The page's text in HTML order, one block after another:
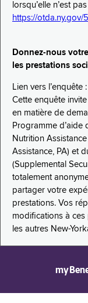
lorsqu’elle n’est
https://otda.ny.gov/
Donnez-nous
les prestations
Lien vers l’enquête :
Cette enquête
en matière de
Programme d’aide
Nutrition
Assistance, PA) et
(Supplemental
totalement
partager votre
prestations. Vos
modifications à ces
les autres New-